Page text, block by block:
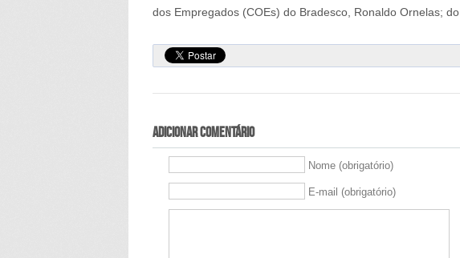
dos Empregados (COEs) do Bradesco, Ronaldo Ornelas;
Adicionar comentário
Nome (obrigatório)
E-mail (obrigatório)